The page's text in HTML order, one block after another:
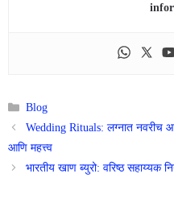
Categories
Blog
Wedding Rituals: लग्नात नवरीच
आणि महत्त्व
भारतीय खाण ब्युरो: वरिष्ठ सहाय्यक